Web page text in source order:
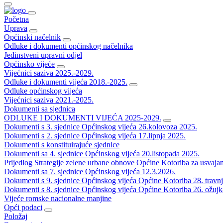
Početna
Uprava
Općinski načelnik
Odluke i dokumenti općinskog načelnika
Jedinstveni upravni odjel
Općinsko vijeće
Vijećnici saziva 2025.-2029.
Odluke i dokumenti vijeća 2018.-2025.
Odluke općinskog vijeća
Vijećnici saziva 2021.-2025.
Dokumenti sa sjednica
ODLUKE I DOKUMENTI VIJEĆA 2025-2029.
Dokumenti s 3. sjednice Općinskog vijeća 26.kolovoza 2025.
Dokumenti s 2. sjednice Općinskog vijeća 17.lipnja 2025.
Dokumenti s konstituirajuće sjednice
Dokumenti sa 4. sjednice Općinskog vijeća 20.listopada 2025.
Prijedlog Strategije zelene urbane obnove Općine Kotoriba za
Dokumenti sa 7. sjednice Općinskog vijeća 12.3.2026.
Dokumenti s 9. sjednice Općinskog vijeća Općine Kotoriba 28.
Dokumenti s 8. sjednice Općinskog vijeća Općine Kotoriba 26.
Vijeće romske nacionalne manjine
Opći podaci
Položaj